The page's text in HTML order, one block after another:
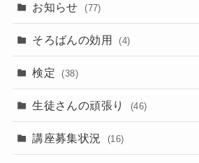
お知らせ (77)
そろばんの効用 (4)
検定 (38)
生徒さんの頑張り (46)
講座募集状況 (16)